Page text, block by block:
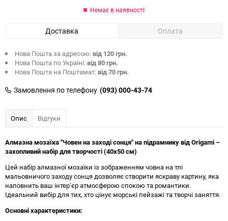
Немає в наявності
Доставка Оплата
Нова Пошта за адресою:від 120 грн.
Нова Пошта по Україні:від 80 грн.
Нова Пошта на Поштамат:від 70 грн.
Замовлення по телефону (093) 000-43-74
Опис Відгуки
Алмазна мозаїка "Човен на заході сонця" на підрамнику від Origami –
захопливий набір для творчості (40x50 см)
Цей набір алмазної мозаїки із зображенням човна на тлі
мальовничого заходу сонця дозволяє створити яскраву картину, яка
наповнить ваш інтер’єр атмосферою спокою та романтики.
Ідеальний вибір для тих, хто цінує морські пейзажі та творчі заняття.
Основні характеристики: